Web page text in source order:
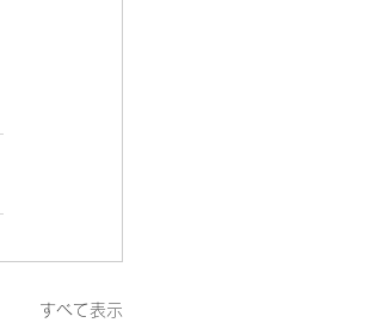
すべて表示